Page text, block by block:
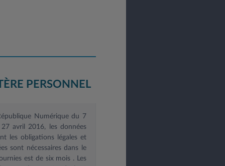
PERSONNEL
Numérique du 7
avril 2016, les données
les obligations légales et
sont nécessaires dans le
est de six mois . Les